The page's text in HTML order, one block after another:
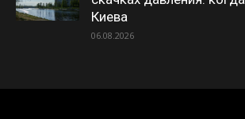
Киева
06.08.2026